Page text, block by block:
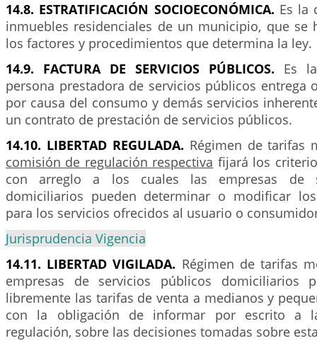
14.8. ESTRATIFICACIÓN SOCIOECONÓMICA. Es la
inmuebles residenciales de un municipio, que se
los factores y procedimientos que determina la ley.
14.9. FACTURA DE SERVICIOS PÚBLICOS. Es
persona prestadora de servicios públicos entrega
por causa del consumo y demás servicios
un contrato de prestación de servicios públicos.
14.10. LIBERTAD REGULADA. Régimen de tarifas
comisión de regulación respectiva fijará los
con arreglo a los cuales las empresas de
domiciliarios pueden determinar o modificar
para los servicios ofrecidos al usuario o
Jurisprudencia Vigencia
14.11. LIBERTAD VIGILADA. Régimen de tarifas
empresas de servicios públicos domiciliarios
libremente las tarifas de venta a medianos y
con la obligación de informar por escrito a
regulación, sobre las decisiones tomadas sobre